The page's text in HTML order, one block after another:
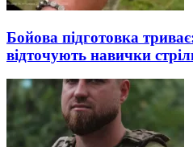
Бойова підготовка
відточують навички